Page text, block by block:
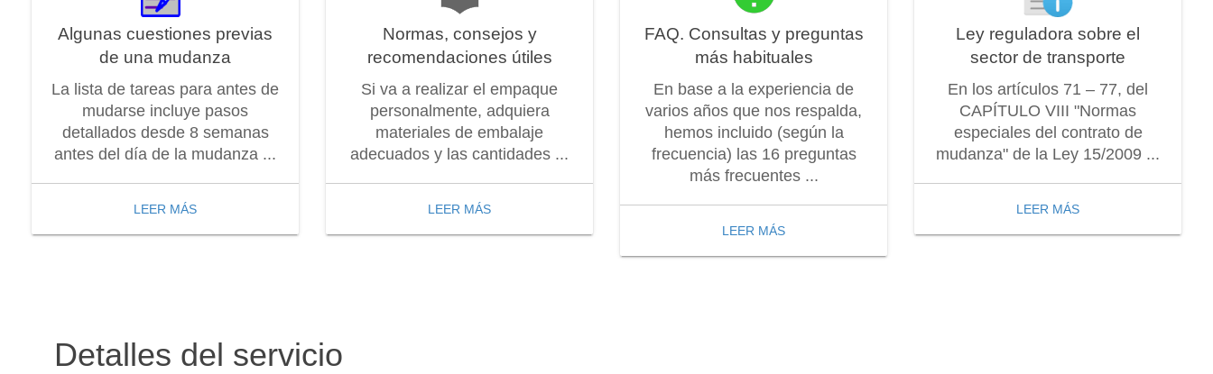
Algunas cuestiones previas
de una mudanza
La lista de tareas para antes de
mudarse incluye pasos
detallados desde 8 semanas
antes del día de la mudanza ...
LEER MÁS
Normas, consejos y
recomendaciones útiles
Si va a realizar el empaque
personalmente, adquiera
materiales de embalaje
adecuados y las cantidades ...
LEER MÁS
FAQ. Consultas y preguntas
más habituales
En base a la experiencia de
varios años que nos respalda,
hemos incluido (según la
frecuencia) las 16 preguntas
más frecuentes ...
LEER MÁS
Ley reguladora sobre el
sector de transporte
En los artículos 71 – 77, del
CAPÍTULO VIII "Normas
especiales del contrato de
mudanza" de la Ley 15/2009 ...
LEER MÁS
Detalles del servicio